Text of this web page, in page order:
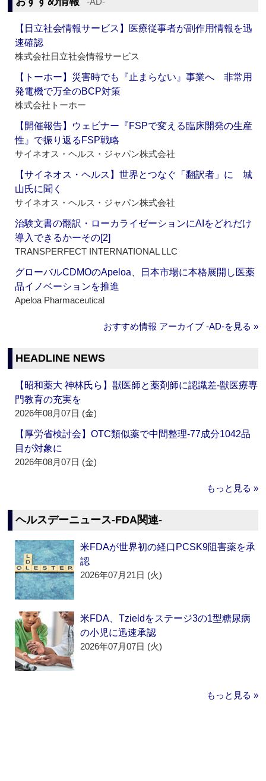
【日立社会情報サービス】医療従事者が副作用情報を迅
速確認
株式会社日立社会情報サービス
【トーホー】災害時でも『止まらない』事業へ 非常用
発電機で万全のBCP対策
株式会社トーホー
【開催報告】ウェビナー『FSPで変える臨床開発の生産
性』で振り返るFSP戦略
サイネオス・ヘルス・ジャパン株式会社
【サイネオス・ヘルス】世界とつなぐ「翻訳者」に 城
山氏に聞く
サイネオス・ヘルス・ジャパン株式会社
治験文書の翻訳・ローカライゼーションにAIをどれだけ
導入できるかーその[2]
TRANSPERFECT INTERNATIONAL LLC
グローバルCDMOのApeloa、日本市場に本格展開し医薬
品イノベーションを推進
Apeloa Pharmaceutical
おすすめ情報 アーカイブ ‐AD‐を見る »
HEADLINE NEWS
【昭和薬大 神林氏ら】獣医師と薬剤師に認識差‐獣医療専
門教育の充実を
2026年08月07日 (金)
【厚労省検討会】OTC類似薬で中間整理‐77成分1042品
目が対象に
2026年08月07日 (金)
もっと見る »
ヘルスデーニュース‐FDA関連‐
米FDAが世界初の経口PCSK9阻害薬を承
認
2026年07月21日 (火)
米FDA、Tzieldをステージ3の1型糖尿病
の小児に迅速承認
2026年07月07日 (火)
もっと見る »